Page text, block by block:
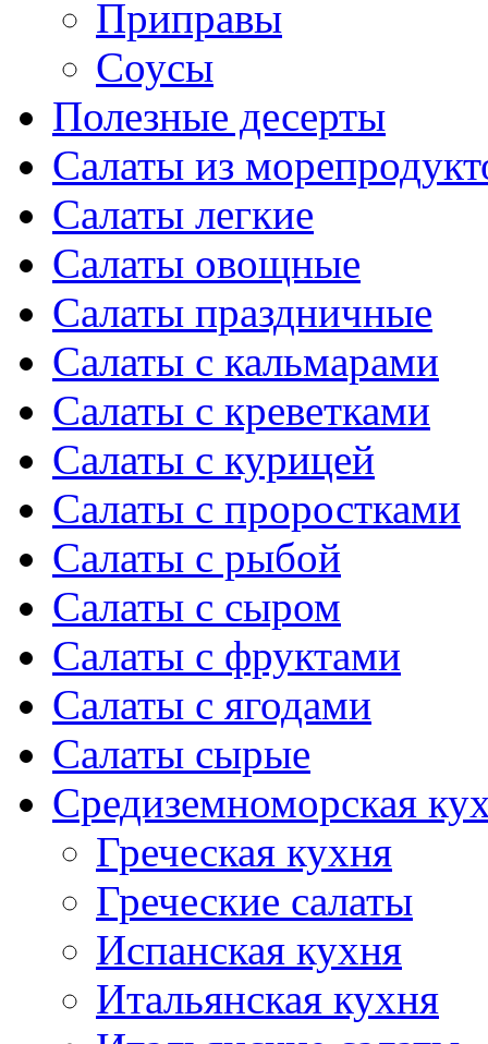
Приправы
Соусы
Полезные десерты
Салаты из
Салаты легкие
Салаты овощные
Салаты праздничные
Салаты с кальмарами
Салаты с креветками
Салаты с курицей
Салаты с проростками
Салаты с рыбой
Салаты с сыром
Салаты с фруктами
Салаты с ягодами
Салаты сырые
Средиземноморская
Греческая кухня
Греческие салаты
Испанская кухня
Итальянская кухня